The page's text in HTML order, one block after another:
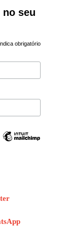
no seu
obrigatório